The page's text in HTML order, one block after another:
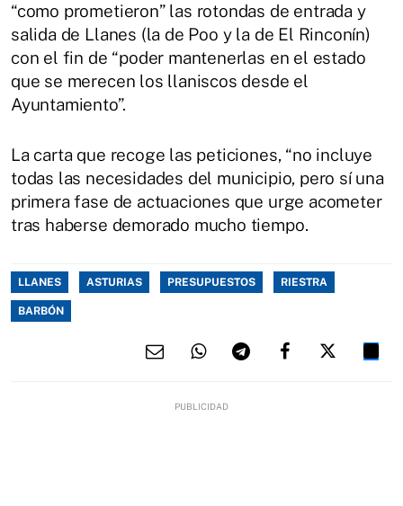
“como prometieron” las rotondas de entrada y
salida de Llanes (la de Poo y la de El Rinconín)
con el fin de “poder mantenerlas en el estado
que se merecen los llaniscos desde el
Ayuntamiento”.
La carta que recoge las peticiones, “no incluye
todas las necesidades del municipio, pero sí una
primera fase de actuaciones que urge acometer
tras haberse demorado mucho tiempo.
LLANES ASTURIAS PRESUPUESTOS RIESTRA
BARBÓN